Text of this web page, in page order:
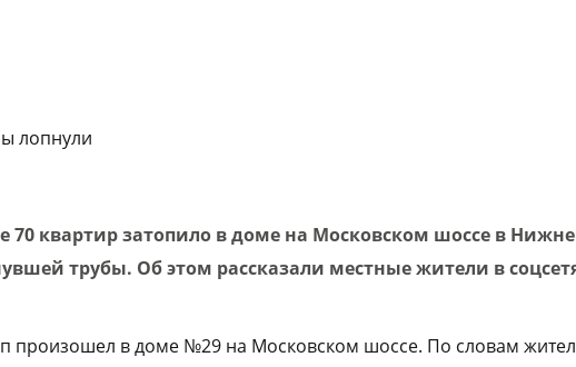
лопнули
70 квартир затопило в доме на Московском шоссе в
трубы. Об этом рассказали местные жители в
произошел в доме №29 на Московском шоссе. По словам